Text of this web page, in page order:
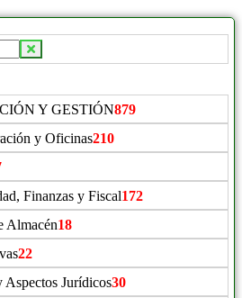
Y GESTIÓN879
y Oficinas210
Finanzas y Fiscal172
Almacén18
22
Aspectos Jurídicos30